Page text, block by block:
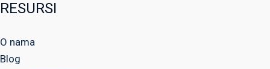
RESURSI
O nama
Blog